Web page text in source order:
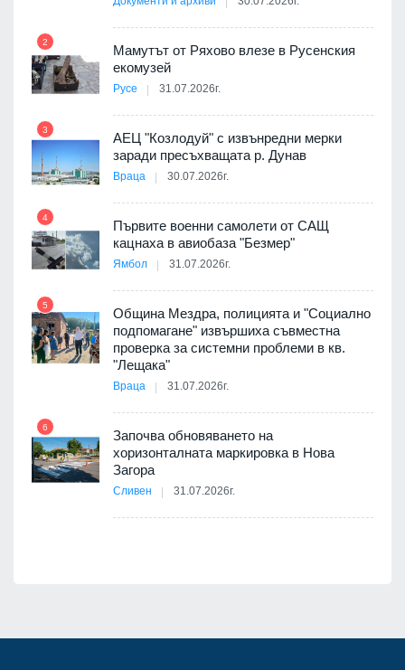
2
Мамутът от Ряхово влезе в Русенския
екомузей
Русе 31.07.2026г.
3
АЕЦ "Козлодуй" с извънредни мерки
заради пресъхващата р. Дунав
Враца 30.07.2026г.
4
Първите военни самолети от САЩ
кацнаха в авиобаза "Безмер"
Ямбол 31.07.2026г.
5
Община Мездра, полицията и "Социално
подпомагане" извършиха съвместна
проверка за системни проблеми в кв.
"Лещака"
Враца 31.07.2026г.
6
Започва обновяването на
хоризонталната маркировка в Нова
Загора
Сливен 31.07.2026г.